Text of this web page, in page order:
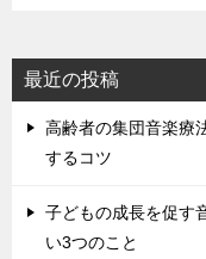
最近の投稿
高齢者の集団音楽療
するコツ
子どもの成長を促す
い3つのこと